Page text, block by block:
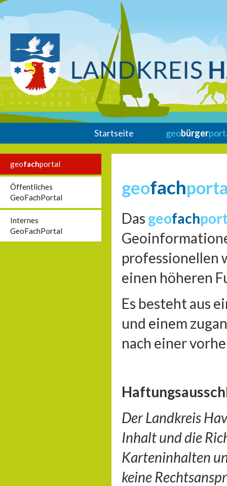
Startseite geobürger
geofachportal
Öffentliches
GeoFachPortal
Internes
GeoFachPortal
geofach
Das geofach
professionellen
einen höheren
Es besteht aus
und einem
nach einer
Der Landkreis
Inhalt und die
Karteninhalten
keine